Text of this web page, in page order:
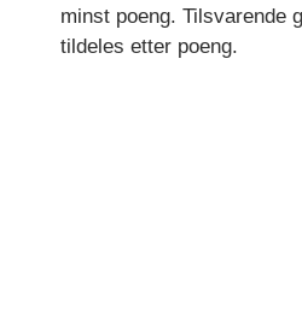
minst poeng. Tilsvarende
tildeles etter poeng.